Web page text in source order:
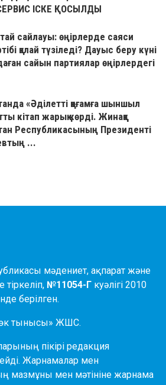
ІСКЕ ҚОСЫЛДЫ
сайлауы: өңірлерде саяси
қалай түзіледі? Дауыс беру күні
сайын партиялар өңірлердегі
«Әділетті қоғамға шыншыл
кітап жарық көрді. Жинаққа
Республикасының Президенті
...
мәдениет, ақпарат және
тіркеліп, №11054-Г куәлігі 2010
берілген.
тынысы» ЖШС.
пікірі редакция
Жарнамалар мен
мазмұны мен мәтініне жарнама